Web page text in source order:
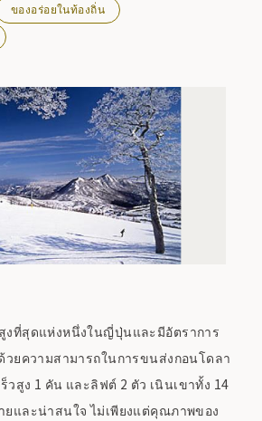
ของอร่อยในท้องถิ่น
งที่สุดแห่งหนึ่งในญี่ปุ่นและมีอัตราการ
วยความสามารถในการขนส่งกอนโดลา
วสูง 1 คัน และลิฟต์ 2 ตัว เนินเขาทั้ง 14
และน่าสนใจ ไม่เพียงแต่คุณภาพของ